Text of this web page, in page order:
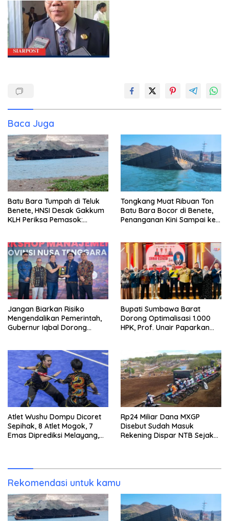
Baca Juga
Batu Bara Tumpah di Teluk
Benete, HNSI Desak Gakkum
KLH Periksa Pemasok:
Tongkang Muat Ribuan Ton
Batu Bara Bocor di Benete,
Penanganan Kini Sampai ke
Jangan Biarkan Risiko
Mengendalikan Pemerintah,
Gubernur Iqbal Dorong
Bupati Sumbawa Barat
Dorong Optimalisasi 1.000
HPK, Prof. Unair Paparkan
Atlet Wushu Dompu Dicoret
Sepihak, 8 Atlet Mogok, 7
Emas Diprediksi Melayang,
Rp24 Miliar Dana MXGP
Disebut Sudah Masuk
Rekening Dispar NTB Sejak
Rekomendasi untuk kamu